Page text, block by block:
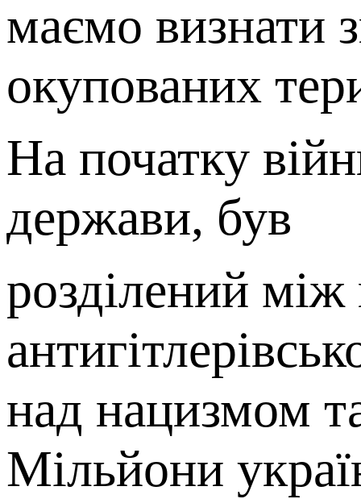
маємо визнати
окупованих
На початку
держави, був
розділений між
над нацизмом
Мільйони